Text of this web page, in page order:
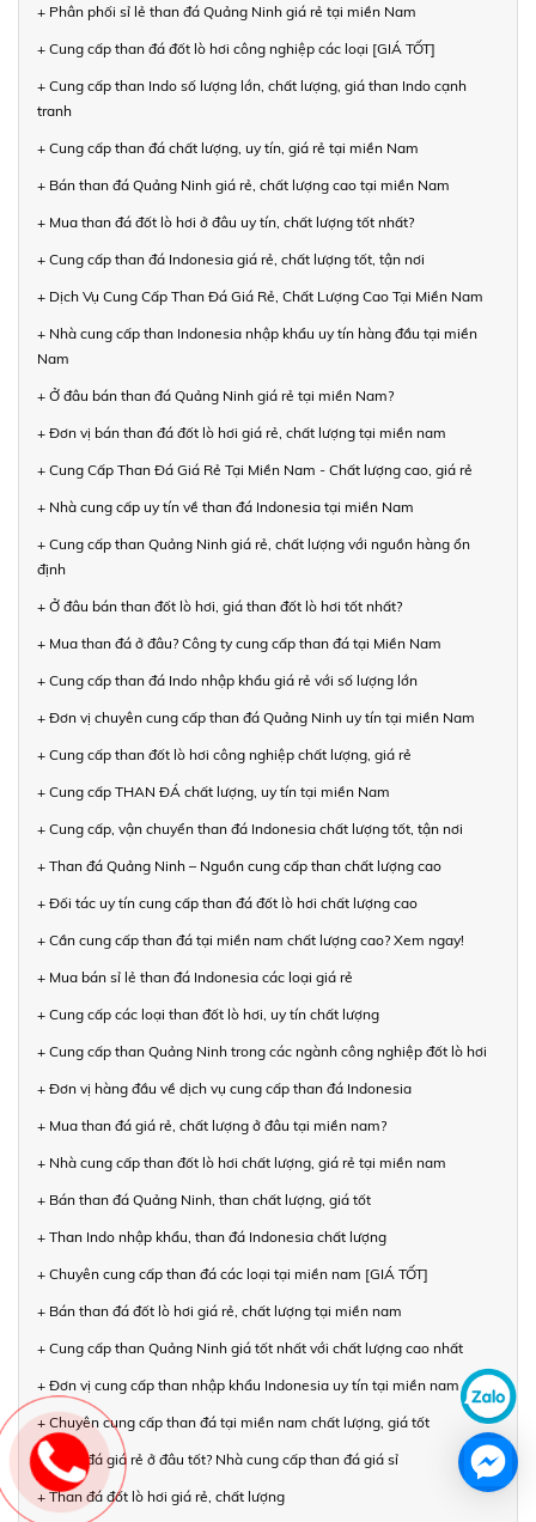
+ Phân phối sỉ lẻ than đá Quảng Ninh giá rẻ tại miền Nam
+ Cung cấp than đá đốt lò hơi công nghiệp các loại [GIÁ TỐT]
+ Cung cấp than Indo số lượng lớn, chất lượng, giá than Indo cạnh
tranh
+ Cung cấp than đá chất lượng, uy tín, giá rẻ tại miền Nam
+ Bán than đá Quảng Ninh giá rẻ, chất lượng cao tại miền Nam
+ Mua than đá đốt lò hơi ở đâu uy tín, chất lượng tốt nhất?
+ Cung cấp than đá Indonesia giá rẻ, chất lượng tốt, tận nơi
+ Dịch Vụ Cung Cấp Than Đá Giá Rẻ, Chất Lượng Cao Tại Miền Nam
+ Nhà cung cấp than Indonesia nhập khẩu uy tín hàng đầu tại miền
Nam
+ Ở đâu bán than đá Quảng Ninh giá rẻ tại miền Nam?
+ Đơn vị bán than đá đốt lò hơi giá rẻ, chất lượng tại miền nam
+ Cung Cấp Than Đá Giá Rẻ Tại Miền Nam - Chất lượng cao, giá rẻ
+ Nhà cung cấp uy tín về than đá Indonesia tại miền Nam
+ Cung cấp than Quảng Ninh giá rẻ, chất lượng với nguồn hàng ổn
định
+ Ở đâu bán than đốt lò hơi, giá than đốt lò hơi tốt nhất?
+ Mua than đá ở đâu? Công ty cung cấp than đá tại Miền Nam
+ Cung cấp than đá Indo nhập khẩu giá rẻ với số lượng lớn
+ Đơn vị chuyên cung cấp than đá Quảng Ninh uy tín tại miền Nam
+ Cung cấp than đốt lò hơi công nghiệp chất lượng, giá rẻ
+ Cung cấp THAN ĐÁ chất lượng, uy tín tại miền Nam
+ Cung cấp, vận chuyển than đá Indonesia chất lượng tốt, tận nơi
+ Than đá Quảng Ninh – Nguồn cung cấp than chất lượng cao
+ Đối tác uy tín cung cấp than đá đốt lò hơi chất lượng cao
+ Cần cung cấp than đá tại miền nam chất lượng cao? Xem ngay!
+ Mua bán sỉ lẻ than đá Indonesia các loại giá rẻ
+ Cung cấp các loại than đốt lò hơi, uy tín chất lượng
+ Cung cấp than Quảng Ninh trong các ngành công nghiệp đốt lò hơi
+ Đơn vị hàng đầu về dịch vụ cung cấp than đá Indonesia
+ Mua than đá giá rẻ, chất lượng ở đâu tại miền nam?
+ Nhà cung cấp than đốt lò hơi chất lượng, giá rẻ tại miền nam
+ Bán than đá Quảng Ninh, than chất lượng, giá tốt
+ Than Indo nhập khẩu, than đá Indonesia chất lượng
+ Chuyên cung cấp than đá các loại tại miền nam [GIÁ TỐT]
+ Bán than đá đốt lò hơi giá rẻ, chất lượng tại miền nam
+ Cung cấp than Quảng Ninh giá tốt nhất với chất lượng cao nhất
+ Đơn vị cung cấp than nhập khẩu Indonesia uy tín tại miền nam
+ Chuyên cung cấp than đá tại miền nam chất lượng, giá tốt
+ Than đá giá rẻ ở đâu tốt? Nhà cung cấp than đá giá sỉ
+ Than đá đốt lò hơi giá rẻ, chất lượng